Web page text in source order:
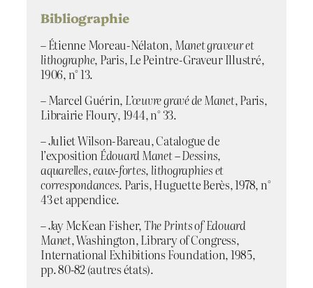
Bibliographie
– Étienne Moreau-Nélaton, Manet graveur et
lithographe, Paris, Le Peintre-Graveur Illustré,
1906, n° 13.
– Marcel Guérin, L’œuvre gravé de Manet, Paris,
Librairie Floury, 1944, n° 33.
– Juliet Wilson-Bareau, Catalogue de
l’exposition Édouard Manet – Dessins,
aquarelles, eaux-fortes, lithographies et
correspondances. Paris, Huguette Berès, 1978, n°
43 et appendice.
– Jay McKean Fisher, The Prints of Edouard
Manet, Washington, Library of Congress,
International Exhibitions Foundation, 1985,
pp. 80-82 (autres états).